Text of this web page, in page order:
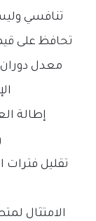
تنافسي
تحافظ على
معدل
إطالة
الامتثال